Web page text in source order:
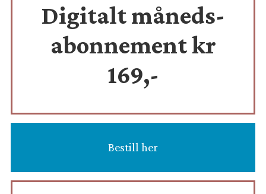
Digitalt måneds-
abonnement kr
169,-
Bestill her